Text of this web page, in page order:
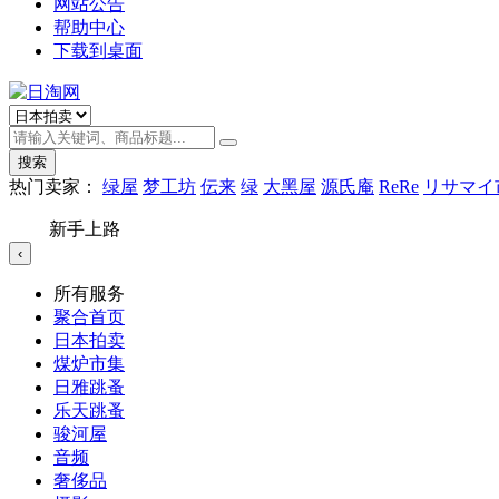
网站公告
帮助中心
下载到桌面
搜索
热门卖家： 绿屋 梦工坊 伝来 绿 大黑屋 源氏庵 ReRe リサマ
新手上路
‹
所有服务
聚合首页
日本拍卖
煤炉市集
日雅跳蚤
乐天跳蚤
骏河屋
音频
奢侈品